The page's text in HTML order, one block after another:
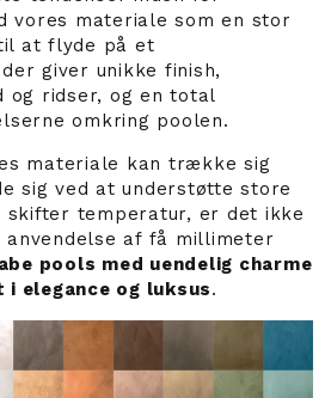
vores materiale som en stor
at flyde på et
giver unikke finish,
og ridser, og en total
omkring poolen.
materiale kan trække sig
sig ved at understøtte store
skifter temperatur, er det ikke
af få millimeter
pools med uendelig charme
elegance og luksus.